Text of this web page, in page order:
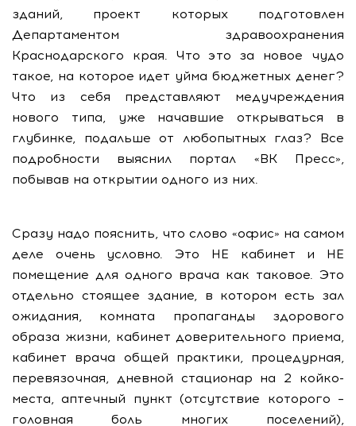
зданий, проект которых подготовлен
Департаментом здравоохранения
Краснодарского края. Что это за новое чудо
такое, на которое идет уйма бюджетных денег?
Что из себя представляют медучреждения
нового типа, уже начавшие открываться в
глубинке, подальше от любопытных глаз? Все
подробности выяснил портал «ВК Пресс»,
побывав на открытии одного из них.
Сразу надо пояснить, что слово «офис» на самом
деле очень условно. Это НЕ кабинет и НЕ
помещение для одного врача как таковое. Это
отдельно стоящее здание, в котором есть зал
ожидания, комната пропаганды здорового
образа жизни, кабинет доверительного приема,
кабинет врача общей практики, процедурная,
перевязочная, дневной стационар на 2 койко-
места, аптечный пункт (отсутствие которого –
головная боль многих поселений),